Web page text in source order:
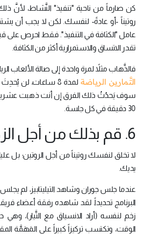
كن صارماً من ناحية "تنفيذ" النَّشاط، لأنَّ
روتيناً -أو عادةً- لنفسك. لكن لا يجب أن
عامل "الكثافة في التنفيذ". فقط احرص على
تقدر الاتساق والاستمرارية أكثر من الكثافة.
فالذَّهاب مثلاً لمرة واحدة إلى صالة الألعاب
التَّمارين الرياضة
لمدة 8 ساعات، لن
سوف يَحدُثُ ذلك الفرق إن أنت ذهبت
30 دقيقة في كل جلسة.
6. قم بذلك من أجل الزخم:
لا تخلق لنفسك روتيناً من أجل الروتين؛ بل
يديك.
عندما جلس جوران وشاهد التيليتابيز، لم
البرنامج تحديداً. لقد شاهده رفقة أعضاء
زخم لنفسه (أراد الانسياق مع التَّيار)،
الوقت، وتكتسب تركيزاً كبيراً على المَهَمَّة